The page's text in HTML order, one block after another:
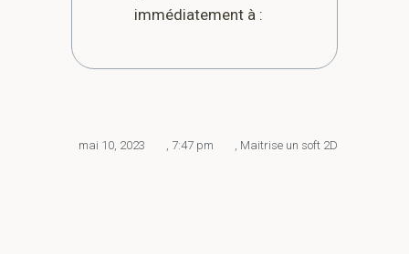
immédiatement à :
mai 10, 2023 , 7:47 pm , Maitrise un soft 2D